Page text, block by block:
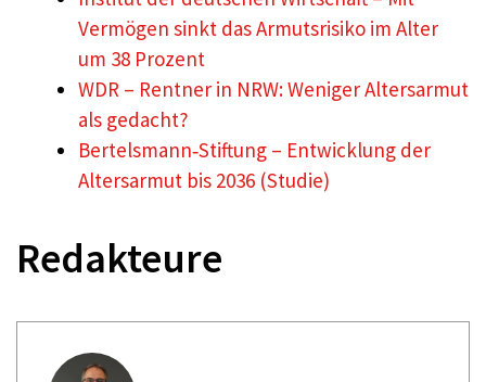
Vermögen sinkt das Armutsrisiko im Alter
um 38 Prozent
WDR – Rentner in NRW: Weniger Altersarmut
als gedacht?
Bertelsmann‑Stiftung – Entwicklung der
Altersarmut bis 2036 (Studie)
Redakteure